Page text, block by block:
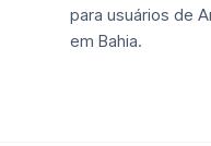
para usuários de
em Bahia.